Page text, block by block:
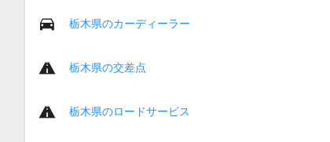
栃木県のカーディーラー
栃木県の交差点
栃木県のロードサービス